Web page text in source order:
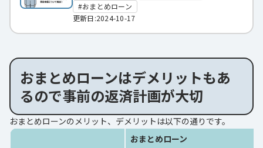
おまとめローン
更新日:2024-10-17
おまとめローンはデメリットもあ
るので事前の返済計画が大切
おまとめローンのメリット、デメリットは以下の通りです。
おまとめローン